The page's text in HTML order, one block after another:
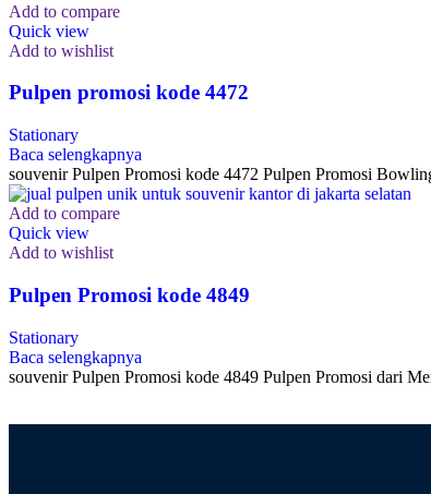
Add to compare
Quick view
Add to wishlist
Pulpen promosi kode 4472
Stationary
Baca selengkapnya
souvenir Pulpen Promosi kode 4472 Pulpen Promosi
Add to compare
Quick view
Add to wishlist
Pulpen Promosi kode 4849
Stationary
Baca selengkapnya
souvenir Pulpen Promosi kode 4849 Pulpen Promosi dari